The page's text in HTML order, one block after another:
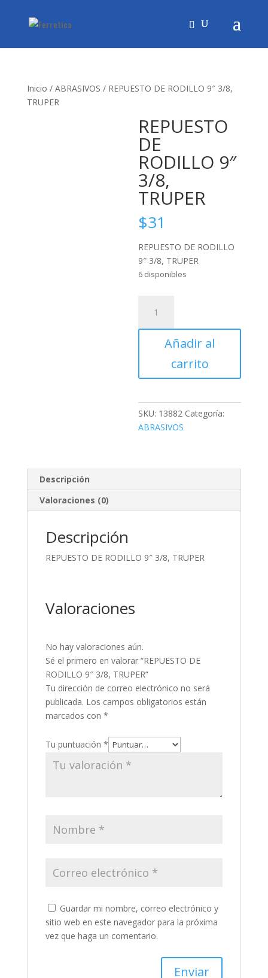
Inicio / ABRASIVOS / REPUESTO DE RODILLO 9″ 3/8,
TRUPER
REPUESTO
DE
RODILLO 9″
3/8,
TRUPER
$31
REPUESTO DE RODILLO
9″ 3/8, TRUPER
6 disponibles
RODILLO
Añadir al
carrito
SKU: 13882 Categoría:
ABRASIVOS
Descripción
Valoraciones (0)
Descripción
REPUESTO DE RODILLO 9″ 3/8, TRUPER
Valoraciones
No hay valoraciones aún.
Sé el primero en valorar “REPUESTO DE
RODILLO 9″ 3/8, TRUPER”
Tu dirección de correo electrónico no será
publicada. Los campos obligatorios están
marcados con *
Tu puntuación *
Guardar mi nombre, correo electrónico y
sitio web en este navegador para la próxima
vez que haga un comentario.